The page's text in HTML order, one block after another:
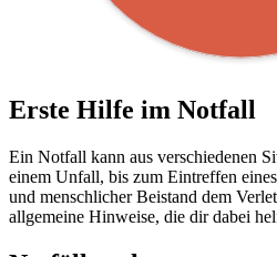
Erste Hilfe im Notfall
Ein Notfall kann aus verschiedenen
einem Unfall, bis zum Eintreffen
und menschlicher Beistand dem
allgemeine Hinweise, die dir dabei